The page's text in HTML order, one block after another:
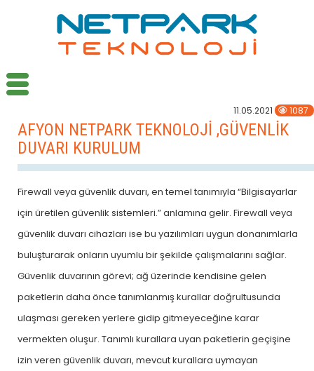
11.05.2021 1087
AFYON NETPARK TEKNOLOJİ ,GÜVENLİK
DUVARI KURULUM
Firewall veya güvenlik duvarı, en temel tanımıyla “Bilgisayarlar
için üretilen güvenlik sistemleri.” anlamına gelir. Firewall veya
güvenlik duvarı cihazları ise bu yazılımları uygun donanımlarla
buluşturarak onların uyumlu bir şekilde çalışmalarını sağlar.
Güvenlik duvarının görevi; ağ üzerinde kendisine gelen
paketlerin daha önce tanımlanmış kurallar doğrultusunda
ulaşması gereken yerlere gidip gitmeyeceğine karar
vermekten oluşur. Tanımlı kurallara uyan paketlerin geçişine
izin veren güvenlik duvarı, mevcut kurallara uymayan